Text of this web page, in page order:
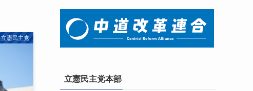
立憲民主党
立憲民主党本部